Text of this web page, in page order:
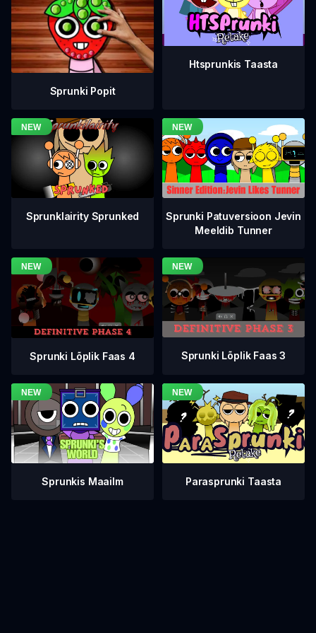
Sprunki Popit
Htsprunkis Taasta
Sprunklairity Sprunked
Sprunki Patuversioon Jevin
Meeldib Tunner
Sprunki Lõplik Faas 4 Sprunki Lõplik Faas 3
Sprunkis Maailm Parasprunki Taasta